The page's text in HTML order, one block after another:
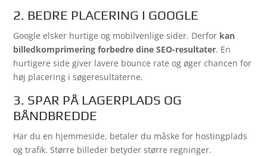
2. BEDRE PLACERING I GOOGLE
Google elsker hurtige og mobilvenlige sider. Derfor kan
billedkomprimering forbedre dine SEO-resultater. En
hurtigere side giver lavere bounce rate og øger chancen for
høj placering i søgeresultaterne.
3. SPAR PÅ LAGERPLADS OG
BÅNDBREDDE
Har du en hjemmeside, betaler du måske for hostingplads
og trafik. Større billeder betyder større regninger.